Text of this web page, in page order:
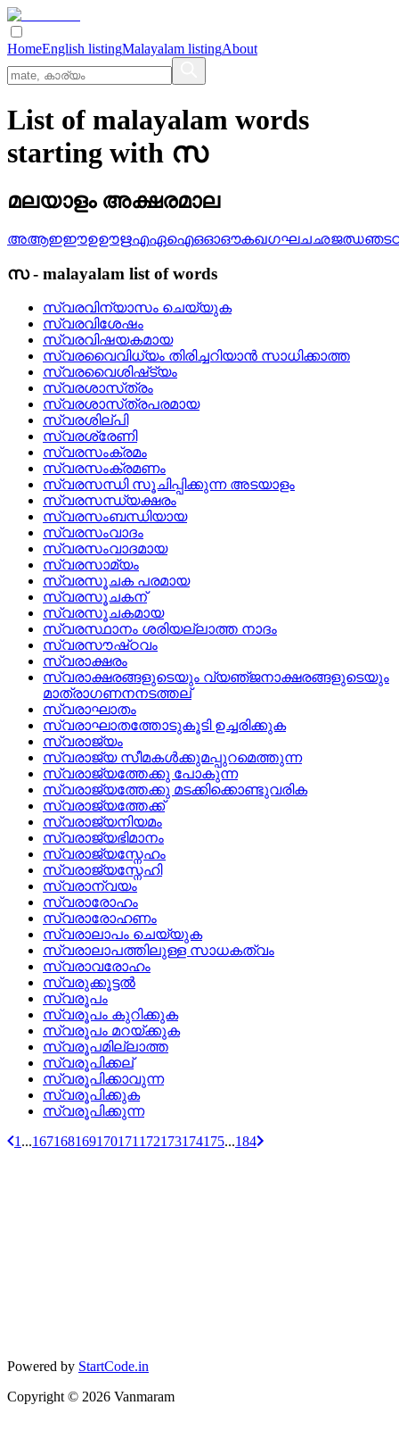
HomeEnglish listingMalayalam listingAbout
List of malayalam words
starting with സ
മലയാളം അക്ഷരമാല
അആഇഈഉഊഋഎഏഐഒഓഔകഖഗഘചഛജഝഞട
സ- malayalam list of words
സ്വരവിന്യാസം ചെയ്യുക
സ്വരവിശേഷം
സ്വരവിഷയകമായ
സ്വരവൈവിധ്യം തിരിച്ചറിയാന്‍ സാധിക്കാത്ത
സ്വരവൈശിഷ്‌ട്യം
സ്വരശാസ്‌ത്രം
സ്വരശാസ്‌ത്രപരമായ
സ്വരശില്‌പി
സ്വരശ്രേണി
സ്വരസംക്രമം
സ്വരസംക്രമണം
സ്വരസന്ധി സൂചിപ്പിക്കുന്ന അടയാളം
സ്വരസന്ധ്യക്ഷരം
സ്വരസംബന്ധിയായ
സ്വരസംവാദം
സ്വരസംവാദമായ
സ്വരസാമ്യം
സ്വരസൂചക പരമായ
സ്വരസൂചകന്
സ്വരസൂചകമായ
സ്വരസ്ഥാനം ശരിയല്ലാത്ത നാദം
സ്വരസൗഷ്‌ഠവം
സ്വരാക്ഷരം
സ്വരാക്ഷരങ്ങളുടെയും വ്യഞ്‌ജനാക്ഷരങ്ങളുടെയും
മാത്രാഗണനനടത്തല്
സ്വരാഘാതം
സ്വരാഘാതത്തോടുകൂടി ഉച്ചരിക്കുക
സ്വരാജ്യം
സ്വരാജ്യ സീമകള്‍ക്കുമപ്പുറമെത്തുന്ന
സ്വരാജ്യത്തേക്കു പോകുന്ന
സ്വരാജ്യത്തേക്കു മടക്കിക്കൊണ്ടുവരിക
സ്വരാജ്യത്തേക്ക്
സ്വരാജ്യനിയമം
സ്വരാജ്യഭിമാനം
സ്വരാജ്യസ്നേഹം
സ്വരാജ്യസ്നേഹി
സ്വരാന്വയം
സ്വരാരോഹം
സ്വരാരോഹണം
സ്വരാലാപം ചെയ്യുക
സ്വരാലാപത്തിലുള്ള സാധകത്വം
സ്വരാവരോഹം
സ്വരുക്കൂട്ടൽ
സ്വരൂപം
സ്വരൂപം കുറിക്കുക
സ്വരൂപം മറയ്‌ക്കുക
സ്വരൂപമില്ലാത്ത
സ്വരൂപിക്കല്
സ്വരൂപിക്കാവുന്ന
സ്വരൂപിക്കുക
സ്വരൂപിക്കുന്ന
1 ...167168169170171 172173174175...184
Powered by StartCode.in
Copyright © 2026 Vanmaram